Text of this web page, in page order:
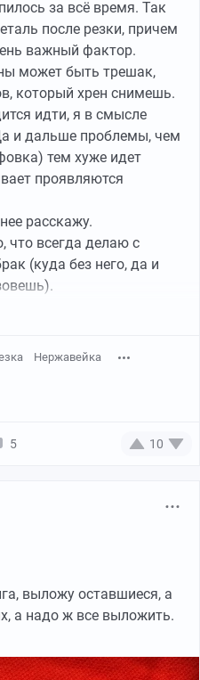
за всё время. Так
после резки, причем
важный фактор.
может быть трешак,
который хрен снимешь.
идти, я в смысле
и дальше проблемы, чем
тем хуже идет
проявляются
расскажу.
что всегда делаю с
(куда без него, да и
Нержавейка
5 10
выложу оставшиеся, а
а надо ж все выложить.